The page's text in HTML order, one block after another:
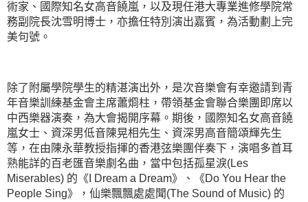
術家、國際知名女高音饒嵐，以及現任港大專業進修學院常
務副院長沈雪明博士，亦擔任特別演出嘉賓，為活動劃上完
美句號。
除了附屬學院學生的精湛演出外，是次音樂會有幸邀請到青
年音樂訓練基金會主席蕭烱柱，帶領基金會聯合樂團即席以
中西樂器演奏，為大會揭開序幕。期後，國際知名女高音饒
嵐女士、資深男低音陳晃相先生、資深男高音簡頌輝先生
等，在由陳永華教授指揮的香港弦樂團伴奏下，演唱多首耳
熟能詳的百老匯音樂劇名曲，當中包括孤星淚(Les
Miserables) 的《I Dream a Dream》、《Do You Hear the
People Sing》，仙樂飄飄處處聞(The Sound of Music) 的